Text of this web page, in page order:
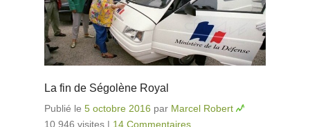
La fin de Ségolène Royal
Publié le 5 octobre 2016 par Marcel Robert
10 946 visites | 14 Commentaires